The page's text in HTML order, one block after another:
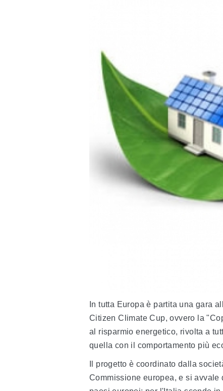
In tutta Europa è partita una gara
Citizen Climate Cup, ovvero la
al risparmio energetico, rivolta a
quella con il comportamento più
Il progetto è coordinato dalla
Commissione europea, e si